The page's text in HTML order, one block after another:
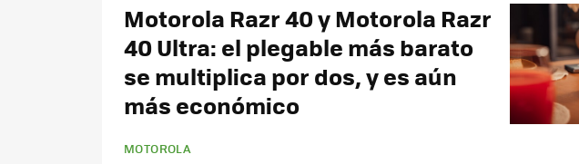
Motorola Razr 40 y Motorola Razr
40 Ultra: el plegable más barato
se multiplica por dos, y es aún
más económico
MOTOROLA